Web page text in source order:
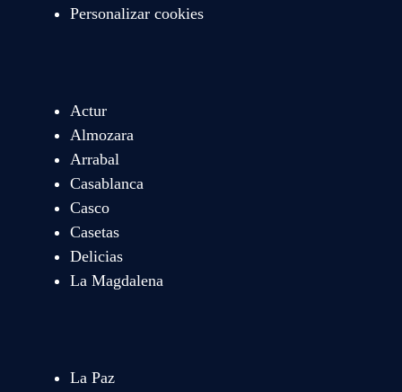
Personalizar cookies
Actur
Almozara
Arrabal
Casablanca
Casco
Casetas
Delicias
La Magdalena
La Paz